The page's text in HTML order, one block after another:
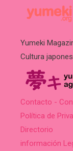
Yumeki
Cultura
Contacto -
Política de
Directorio
información